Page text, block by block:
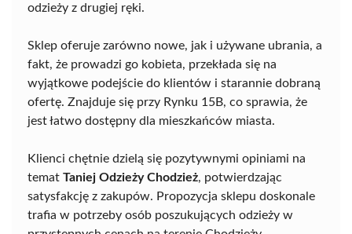
odzieży z drugiej ręki.
Sklep oferuje zarówno nowe, jak i używane ubrania, a
fakt, że prowadzi go kobieta, przekłada się na
wyjątkowe podejście do klientów i starannie dobraną
ofertę. Znajduje się przy Rynku 15B, co sprawia, że
jest łatwo dostępny dla mieszkańców miasta.
Klienci chętnie dzielą się pozytywnymi opiniami na
temat Taniej Odzieży Chodzież, potwierdzając
satysfakcję z zakupów. Propozycja sklepu doskonale
trafia w potrzeby osób poszukujących odzieży w